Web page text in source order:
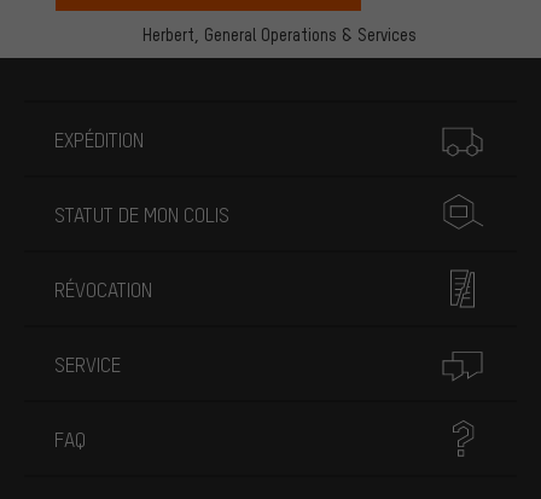
Herbert, General Operations & Services
EXPÉDITION
STATUT DE MON COLIS
RÉVOCATION
SERVICE
FAQ